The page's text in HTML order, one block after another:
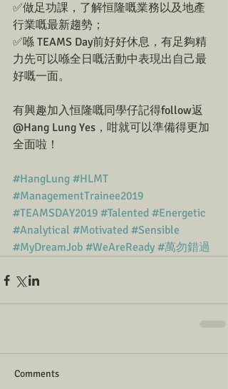
✅做足功課，了解恒隆嘅業務以及地產
行業嘅最新趨勢；
✅喺 TEAMS Day前好好休息，有足夠精
力先可以喺全日嘅活動中表現出自己最
好嘅一面。
有興趣加入恒隆嘅同學仔記得follow返
@Hang Lung Yes，咁就可以準備得更加
全面啦！
#HangLung #HLMT
#ManagementTrainee2019
#TEAMSDAY2019 #Talented #Energetic
#Analytical #Motivated #Sensible
#MyDreamJob #WeAreReady #萬勿錯過
Comments